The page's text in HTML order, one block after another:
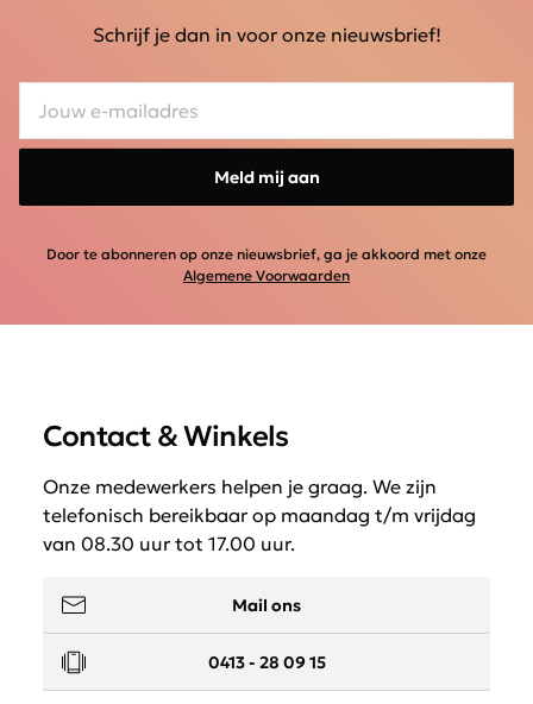
Schrijf je dan in voor onze nieuwsbrief!
Meld mij aan
Door te abonneren op onze nieuwsbrief, ga je akkoord met onze
Algemene Voorwaarden
Contact & Winkels
Onze medewerkers helpen je graag. We zijn
telefonisch bereikbaar op maandag t/m vrijdag
van 08.30 uur tot 17.00 uur.
Mail ons
0413 - 28 09 15